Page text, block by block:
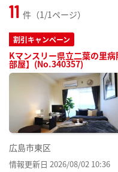
11 件（1/1ページ）
割引キャンペーン
Kマンスリー県立二葉の里
部屋】(No.340357)
広島市東区
情報更新日 2026/08/02 10:36